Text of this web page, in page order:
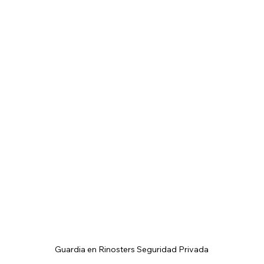
Guardia en Rinosters Seguridad Privada